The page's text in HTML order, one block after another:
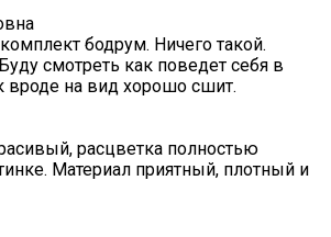
бодрум. Ничего такой.
смотреть как поведет себя в
вроде на вид хорошо сшит.
расцветка полностью
Материал приятный, плотный и